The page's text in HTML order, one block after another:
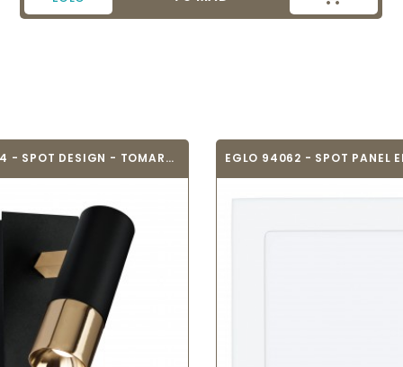
EGLO 39144 - SPOT DESIGN - TOMARES